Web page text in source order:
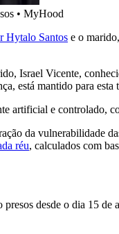
• MyHood
Hytalo Santos e o marido,
Israel Vicente,
está mantido para
artificial e controlado,
da vulnerabilidade
réu, calculados com
desde o dia 15